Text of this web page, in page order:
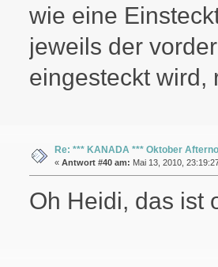
wie eine
jeweils der
eingesteckt wird,
Re: *** KANADA *** Oktober
« Antwort #40 am: Mai 13, 2010,
Oh Heidi, das ist